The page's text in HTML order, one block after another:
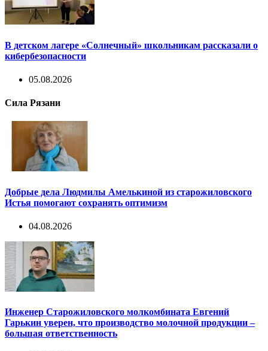
В детском лагере «Солнечный» школьникам рассказали о
кибербезопасности
05.08.2026
Сила Рязани
Добрые дела Людмилы Амелькиной из старожиловского
Истья помогают сохранять оптимизм
04.08.2026
Инженер Старожиловского молкомбината Евгений
Гарькин уверен, что производство молочной продукции –
большая ответственность